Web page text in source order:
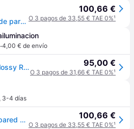
FRANDSEN Lámpara de pared diseño Ball Magnet, Rojo, Salón / Comedor, Metal, Diseño, Lámpara de pared
100,66 €
O 3 pagos de 33,55 € TAE 0%¹
·4,00 € de envío
Ball Apliques de Pared Glossy Red - Frandsen Ball Magnet - Sala de estar / salón - Diseño - Metal - Bombilla única 95,00 €
O 3 pagos de 31,66 € TAE 0%¹
, 3-4 días
FRANDSEN Lámpara de pared diseño Ball Magnet, Rojo, Salón / Comedor, Metal, Diseño, Lámpara de pared 100,66 €
O 3 pagos de 33,55 € TAE 0%¹